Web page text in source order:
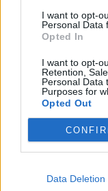
I want to opt-
Personal Data
Opted In
I want to opt-
Retention,
Personal Data
Purposes for
Opted Out
Data Deletion
LIFESTYLE